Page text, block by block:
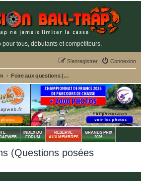
pour tous, débutants et compétiteurs.
Connexion
S’enregistrer
Foire aux questions (Questions posées fréquemment)
INDEX DU
FORUM
RÉSERVÉ
AUX MEMBRES
GRANDS PRIX
2026
(Questions posées